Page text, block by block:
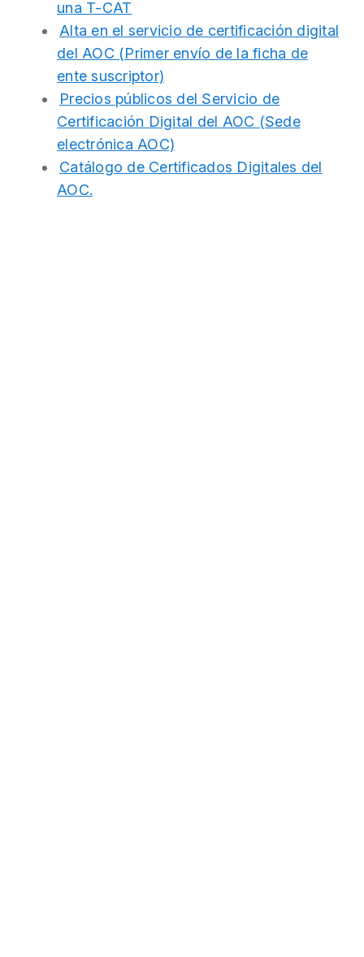
una T-CAT
Alta en el servicio de certificación digital
del AOC (Primer envío de la ficha de
ente suscriptor)
Precios públicos del Servicio de
Certificación Digital del AOC (Sede
electrónica AOC)
Catálogo de Certificados Digitales del
AOC.